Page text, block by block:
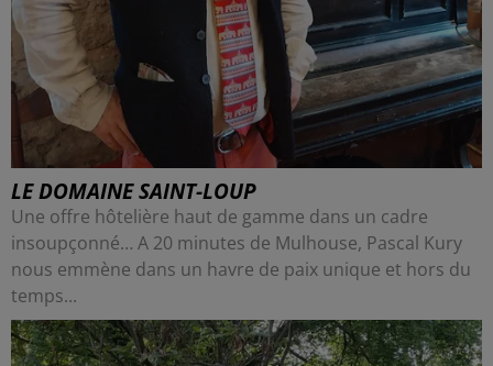
LE DOMAINE SAINT-LOUP
Une offre hôtelière haut de gamme dans un cadre
insoupçonné… A 20 minutes de Mulhouse, Pascal Kury
nous emmène dans un havre de paix unique et hors du
temps...